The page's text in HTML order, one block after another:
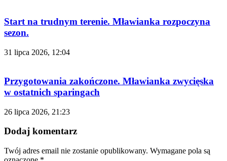
Start na trudnym terenie. Mławianka rozpoczyna
sezon.
31 lipca 2026, 12:04
Przygotowania zakończone. Mławianka zwycięska
w ostatnich sparingach
26 lipca 2026, 21:23
Dodaj komentarz
Twój adres email nie zostanie opublikowany. Wymagane pola są